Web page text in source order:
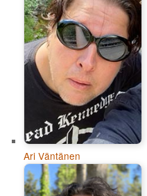
Ari Väntänen